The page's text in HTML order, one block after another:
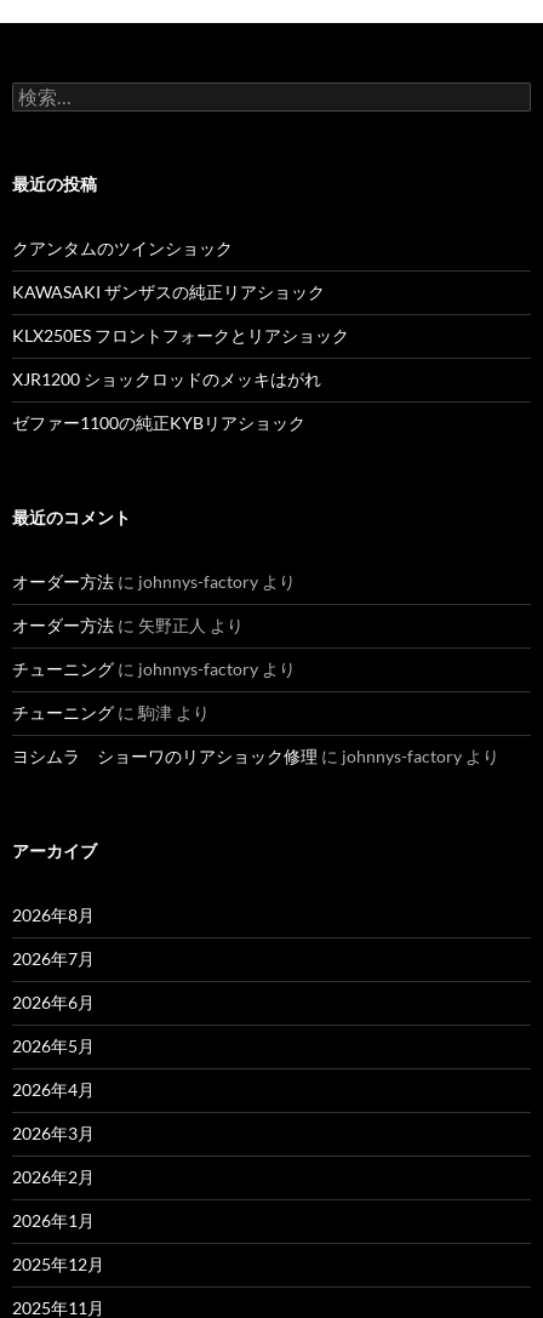
ゲ
シ
ン
検
索
最近の投稿
クアンタムのツインショック
KAWASAKI ザンザスの純正リアショック
KLX250ES フロントフォークとリアショック
XJR1200 ショックロッドのメッキはがれ
ゼファー1100の純正KYBリアショック
最近のコメント
オーダー方法 に johnnys-factory より
オーダー方法 に 矢野正人 より
チューニング に johnnys-factory より
チューニング に 駒津 より
ヨシムラ ショーワのリアショック修理 に johnnys-factory より
アーカイブ
2026年8月
2026年7月
2026年6月
2026年5月
2026年4月
2026年3月
2026年2月
2026年1月
2025年12月
2025年11月